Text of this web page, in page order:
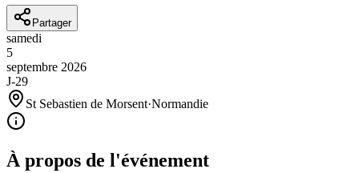
Partager
samedi
5
septembre 2026
J-29
St Sebastien de Morsent·Normandie
À propos de l'événement